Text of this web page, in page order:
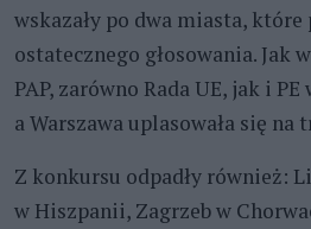
wskazały po dwa miasta, które
ostatecznego głosowania. Jak
PAP, zarówno Rada UE, jak i
a Warszawa uplasowała się na
Z konkursu odpadły również:
w Hiszpanii, Zagrzeb w